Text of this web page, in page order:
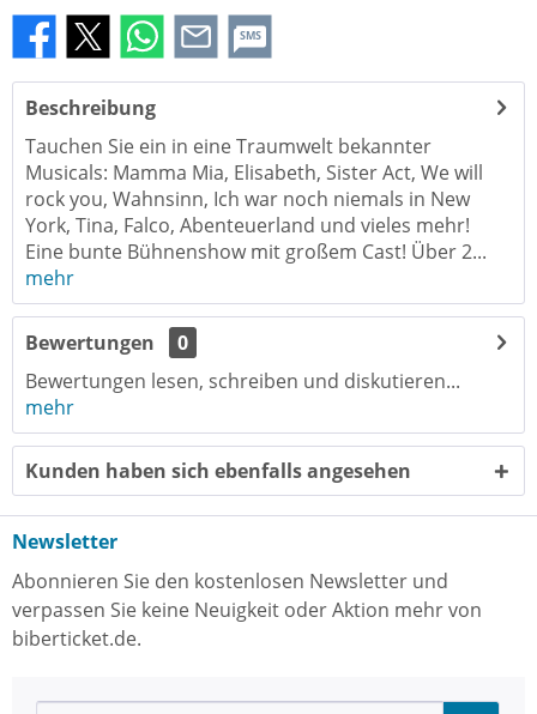
SMS
Beschreibung
Tauchen Sie ein in eine Traumwelt bekannter
Musicals: Mamma Mia, Elisabeth, Sister Act, We will
rock you, Wahnsinn, Ich war noch niemals in New
York, Tina, Falco, Abenteuerland und vieles mehr!
Eine bunte Bühnenshow mit großem Cast! Über 2...
mehr
Bewertungen
0
Bewertungen lesen, schreiben und diskutieren...
mehr
Kunden haben sich ebenfalls angesehen
Newsletter
Abonnieren Sie den kostenlosen Newsletter und
verpassen Sie keine Neuigkeit oder Aktion mehr von
biberticket.de.